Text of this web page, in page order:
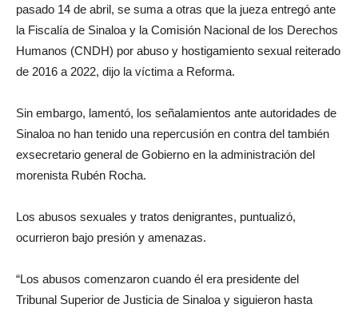
pasado 14 de abril, se suma a otras que la jueza entregó ante
la Fiscalía de Sinaloa y la Comisión Nacional de los Derechos
Humanos (CNDH) por abuso y hostigamiento sexual reiterado
de 2016 a 2022, dijo la víctima a Reforma.
Sin embargo, lamentó, los señalamientos ante autoridades de
Sinaloa no han tenido una repercusión en contra del también
exsecretario general de Gobierno en la administración del
morenista Rubén Rocha.
Los abusos sexuales y tratos denigrantes, puntualizó,
ocurrieron bajo presión y amenazas.
“Los abusos comenzaron cuando él era presidente del
Tribunal Superior de Justicia de Sinaloa y siguieron hasta